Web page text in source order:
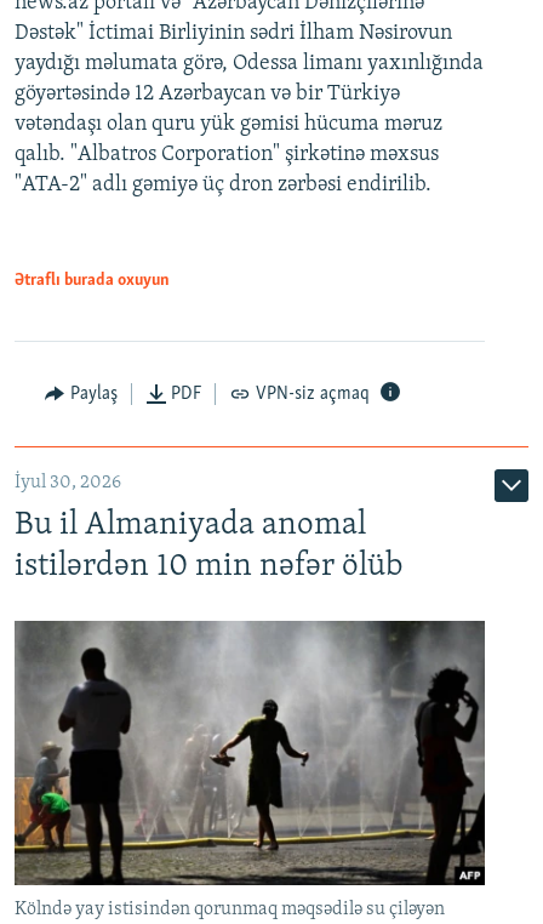
Dəstək" İctimai Birliyinin sədri İlham Nəsirovun
yaydığı məlumata görə, Odessa limanı yaxınlığında
göyərtəsində 12 Azərbaycan və bir Türkiyə
vətəndaşı olan quru yük gəmisi hücuma məruz
qalıb. "Albatros Corporation" şirkətinə məxsus
"ATA-2" adlı gəmiyə üç dron zərbəsi endirilib.
Ətraflı burada oxuyun
Paylaş PDF VPN-siz açmaq
İyul 30, 2026
Bu il Almaniyada anomal
istilərdən 10 min nəfər ölüb
Kölndə yay istisindən qorunmaq məqsədilə su çiləyən